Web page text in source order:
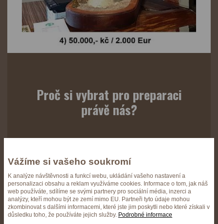
Proč si vybrat pro preparaci
právě nás?
Jsme stabilní společnost s
letitou historií a masivním
zázemím.
Náš ateliér je veterinárně
Vážíme si vašeho soukromí
K analýze návštěvnosti a funkcí webu, ukládání vašeho nastavení a
personalizaci obsahu a reklam využíváme cookies. Informace o tom, jak náš
web používáte, sdílíme se svými partnery pro sociální média, inzerci a
analýzy, kteří mohou být ze zemí mimo EU. Partneři tyto údaje mohou
zkombinovat s dalšími informacemi, které jste jim poskytli nebo které získali v
důsledku toho, že používáte jejich služby. Podrobné informace